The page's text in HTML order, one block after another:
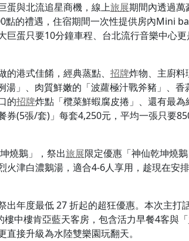
蛋與北流追星商機，線上旅展期間內透過
的禮遇，住宿期間一次性提供房內Mini
蛋只要10分鐘車程、台北流行音樂中心
港式佳餚，經典蒸點、 招牌炸物、主廚料
」、肉質鮮嫩的「波蘿極汁戰斧豬」、
的招牌炸點「欖菜鮮蝦腐皮捲」、還有最
(5張/套)」每套4,250元，平均一張只要
燒鵝」，祭出旅展限定優惠「神仙乾坤燒
津白濃鵝湯，適合4-6人享用，趁現在安
年度最低 27 折起的超狂優惠。本次主打
中樓肯亞藍天客房，包含活力早餐4客與「
接升級為水陸雙樂園玩翻天。